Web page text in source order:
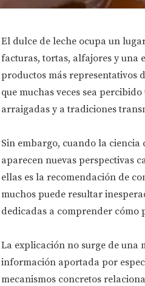
El dulce de leche ocupa un
facturas, tortas, alfajores y una
productos más representativos
que muchas veces sea
arraigadas y a tradiciones
Sin embargo, cuando la ciencia
aparecen nuevas perspectivas
ellas es la recomendación de
muchos puede resultar
dedicadas a comprender cómo
La explicación no surge de una
información aportada por
mecanismos concretos